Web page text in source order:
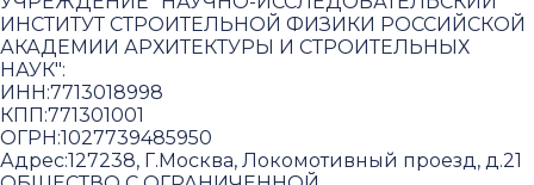
ИНСТИТУТ СТРОИТЕЛЬНОЙ ФИЗИКИ РОССИЙСКОЙ
АКАДЕМИИ АРХИТЕКТУРЫ И СТРОИТЕЛЬНЫХ
НАУК":
ИНН:7713018998
КПП:771301001
ОГРН:1027739485950
Адрес:127238, Г.Москва, Локомотивный проезд, д.21